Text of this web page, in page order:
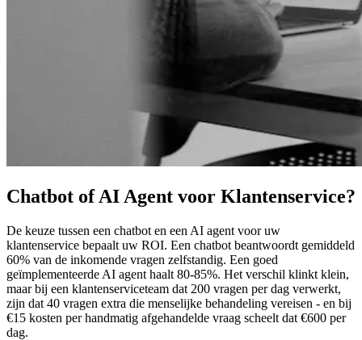
Chatbot of AI Agent voor Klantenservice?
De keuze tussen een chatbot en een AI agent voor uw
klantenservice bepaalt uw ROI. Een chatbot beantwoordt gemiddeld
60% van de inkomende vragen zelfstandig. Een goed
geïmplementeerde AI agent haalt 80-85%. Het verschil klinkt klein,
maar bij een klantenserviceteam dat 200 vragen per dag verwerkt,
zijn dat 40 vragen extra die menselijke behandeling vereisen - en bij
€15 kosten per handmatig afgehandelde vraag scheelt dat €600 per
dag.